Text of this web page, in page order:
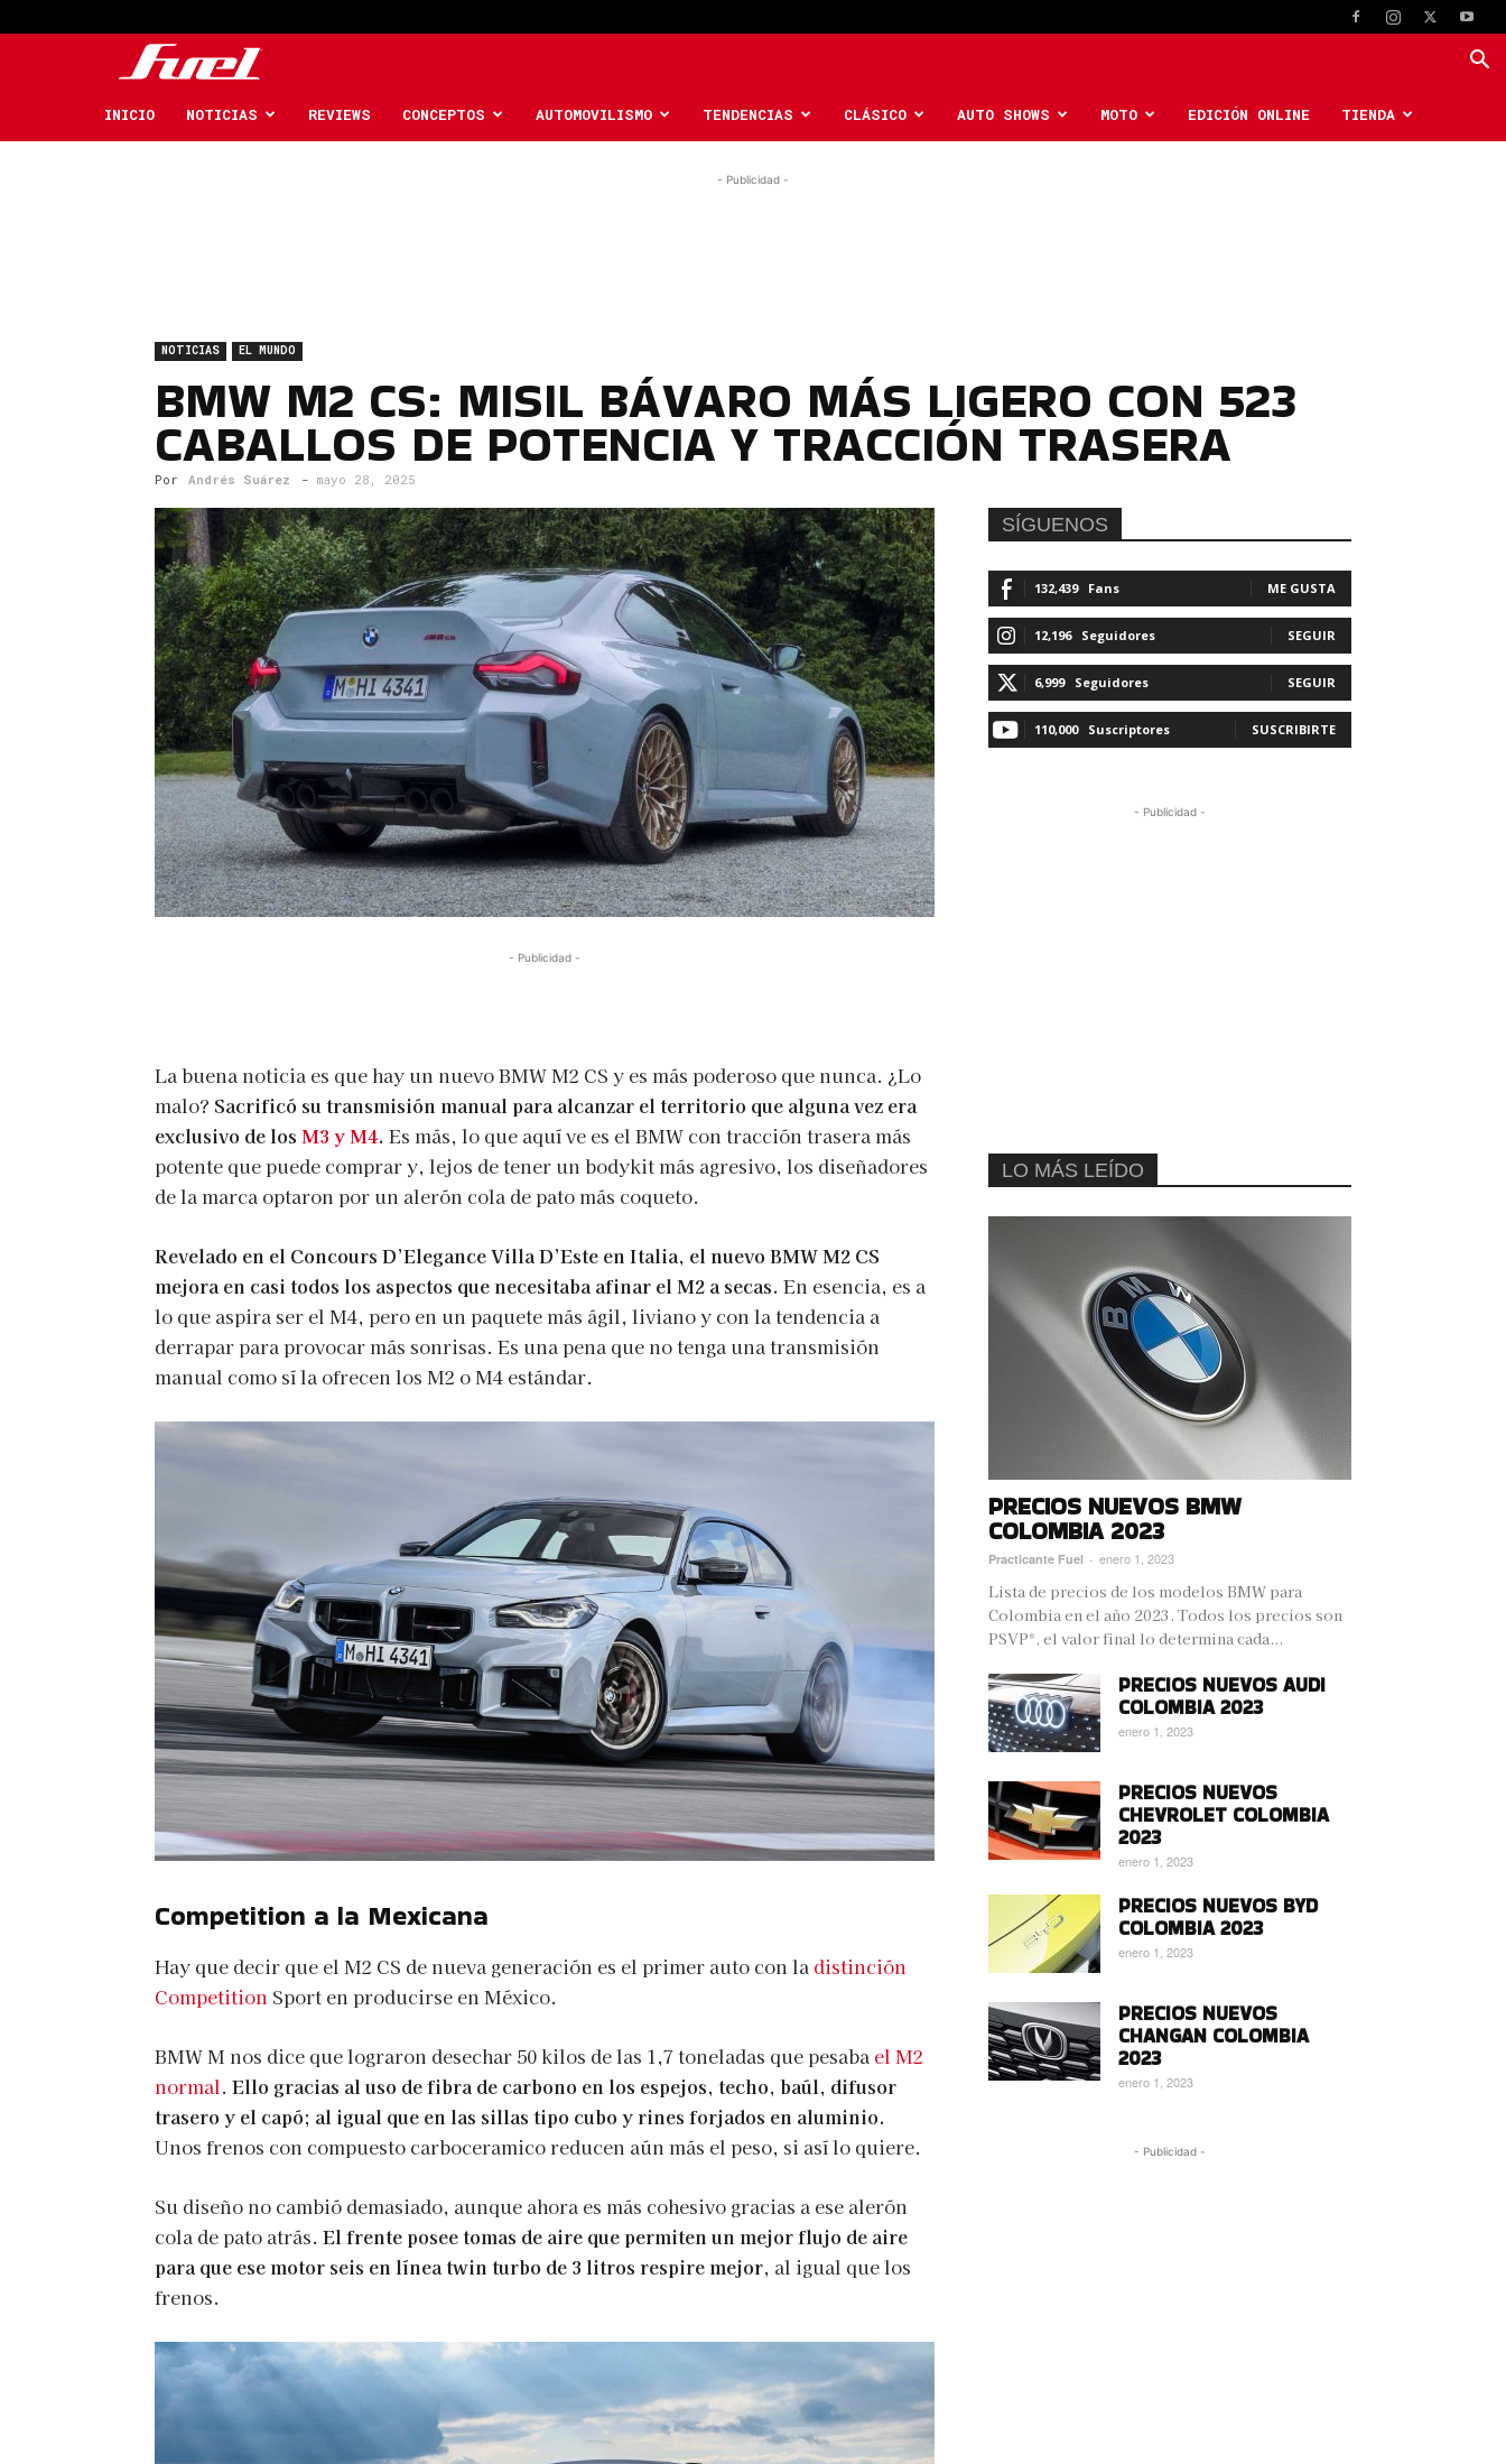
Car
INICIO NOTICIAS REVIEWS CONCEPTOS AUTOMOVILISMO TENDENCIAS CLÁSICO AUTO SHOWS MOTO EDICIÓN ONLINE TIENDA
- Publicidad -
NOTICIAS EL MUNDO
BMW M2 CS: MISIL BÁVARO MÁS LIGERO CON 523
CABALLOS DE POTENCIA Y TRACCIÓN TRASERA
Por Andrés Suárez - mayo 28, 2025
- Publicidad -
La buena noticia es que hay un nuevo BMW M2 CS y es más poderoso que nunca. ¿Lo
malo? Sacrificó su transmisión manual para alcanzar el territorio que alguna vez era
exclusivo de los M3 y M4. Es más, lo que aquí ve es el BMW con tracción trasera más
potente que puede comprar y, lejos de tener un bodykit más agresivo, los diseñadores
de la marca optaron por un alerón cola de pato más coqueto.
Revelado en el Concours D’Elegance Villa D’Este en Italia, el nuevo BMW M2 CS
mejora en casi todos los aspectos que necesitaba afinar el M2 a secas. En esencia, es a
lo que aspira ser el M4, pero en un paquete más ágil, liviano y con la tendencia a
derrapar para provocar más sonrisas. Es una pena que no tenga una transmisión
manual como sí la ofrecen los M2 o M4 estándar.
Competition a la Mexicana
Hay que decir que el M2 CS de nueva generación es el primer auto con la distinción
Competition Sport en producirse en México.
BMW M nos dice que lograron desechar 50 kilos de las 1,7 toneladas que pesaba el M2
normal. Ello gracias al uso de fibra de carbono en los espejos, techo, baúl, difusor
trasero y el capó; al igual que en las sillas tipo cubo y rines forjados en aluminio.
Unos frenos con compuesto carboceramico reducen aún más el peso, si así lo quiere.
Su diseño no cambió demasiado, aunque ahora es más cohesivo gracias a ese alerón
cola de pato atrás. El frente posee tomas de aire que permiten un mejor flujo de aire
para que ese motor seis en línea twin turbo de 3 litros respire mejor, al igual que los
frenos.
SÍGUENOS
132,439 Fans ME GUSTA
12,196 Seguidores SEGUIR
6,999 Seguidores SEGUIR
110,000 Suscriptores SUSCRIBIRTE
- Publicidad -
LO MÁS LEÍDO
PRECIOS NUEVOS BMW
COLOMBIA 2023
Practicante Fuel - enero 1, 2023
Lista de precios de los modelos BMW para
Colombia en el año 2023. Todos los precios son
PSVP*, el valor final lo determina cada...
PRECIOS NUEVOS AUDI
COLOMBIA 2023
enero 1, 2023
PRECIOS NUEVOS
CHEVROLET COLOMBIA
2023
enero 1, 2023
PRECIOS NUEVOS BYD
COLOMBIA 2023
enero 1, 2023
PRECIOS NUEVOS
CHANGAN COLOMBIA
2023
enero 1, 2023
- Publicidad -